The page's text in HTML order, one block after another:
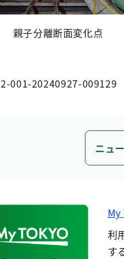
親子分離断面変化点
001-20240927-009129
ニュ
My
利
す